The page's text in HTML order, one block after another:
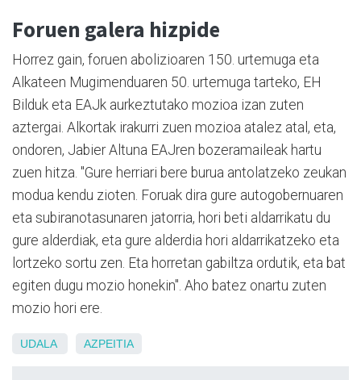
Foruen galera hizpide
Horrez gain, foruen abolizioaren 150. urtemuga eta
Alkateen Mugimenduaren 50. urtemuga tarteko, EH
Bilduk eta EAJk aurkeztutako mozioa izan zuten
aztergai. Alkortak irakurri zuen mozioa atalez atal, eta,
ondoren, Jabier Altuna EAJren bozeramaileak hartu
zuen hitza. "Gure herriari bere burua antolatzeko zeukan
modua kendu zioten. Foruak dira gure autogobernuaren
eta subiranotasunaren jatorria, hori beti aldarrikatu du
gure alderdiak, eta gure alderdia hori aldarrikatzeko eta
lortzeko sortu zen. Eta horretan gabiltza ordutik, eta bat
egiten dugu mozio honekin". Aho batez onartu zuten
mozio hori ere.
UDALA AZPEITIA